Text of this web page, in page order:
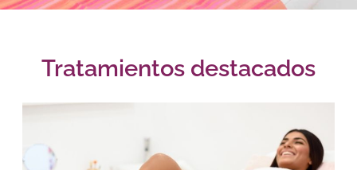
Tratamientos destacados